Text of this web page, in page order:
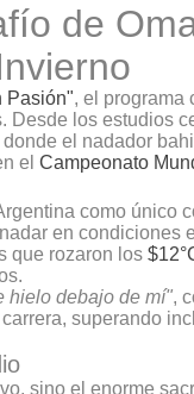
de
Pasión", el programa
Desde los estudios
donde el nadador
el Campeonato
como único
en condiciones
que rozaron los
hielo debajo de mí",
superando
sino el enorme